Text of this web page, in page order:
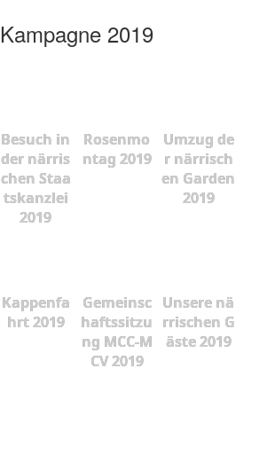
Kampagne 2019
Besuch in
der närris
chen Staa
tskanzlei
2019
Rosenmo
ntag 2019
Umzug de
r närrisch
en Garden
2019
Kappenfa
hrt 2019
Gemeinsc
haftssitzu
ng MCC-M
CV 2019
Unsere nä
rrischen G
äste 2019